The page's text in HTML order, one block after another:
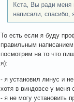
Кста, Вы ради меня
написали, спасибо,
То есть если я буду
правильным
посмотрим на то что
я):
- я установил линус и
хотя в виндовсе у меня
- я не могу установить